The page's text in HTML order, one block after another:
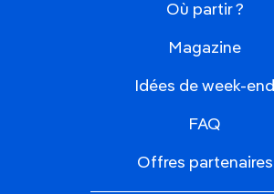
Où partir ?
Magazine
Idées de week-end
FAQ
Offres partenaires